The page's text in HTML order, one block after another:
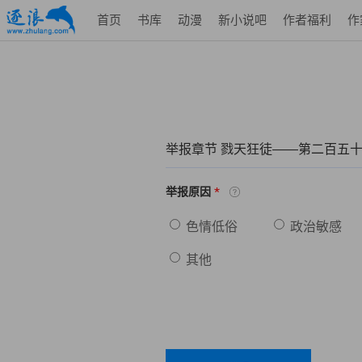
首页 书库 动漫 新小说吧 作者福利 作
举报章节 戮天狂徒——第二百五
举报原因 *
色情低俗 政治敏感
其他